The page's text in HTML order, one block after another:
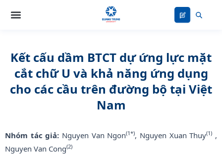
Kết cấu dầm BTCT dự ứng lực mặt
cắt chữ U và khả năng ứng dụng
cho các cầu trên đường bộ tại Việt
Nam
Nhóm tác giả: Nguyen Van Ngon(1*), Nguyen Xuan Thuy(1) ,
Nguyen Van Cong(2)